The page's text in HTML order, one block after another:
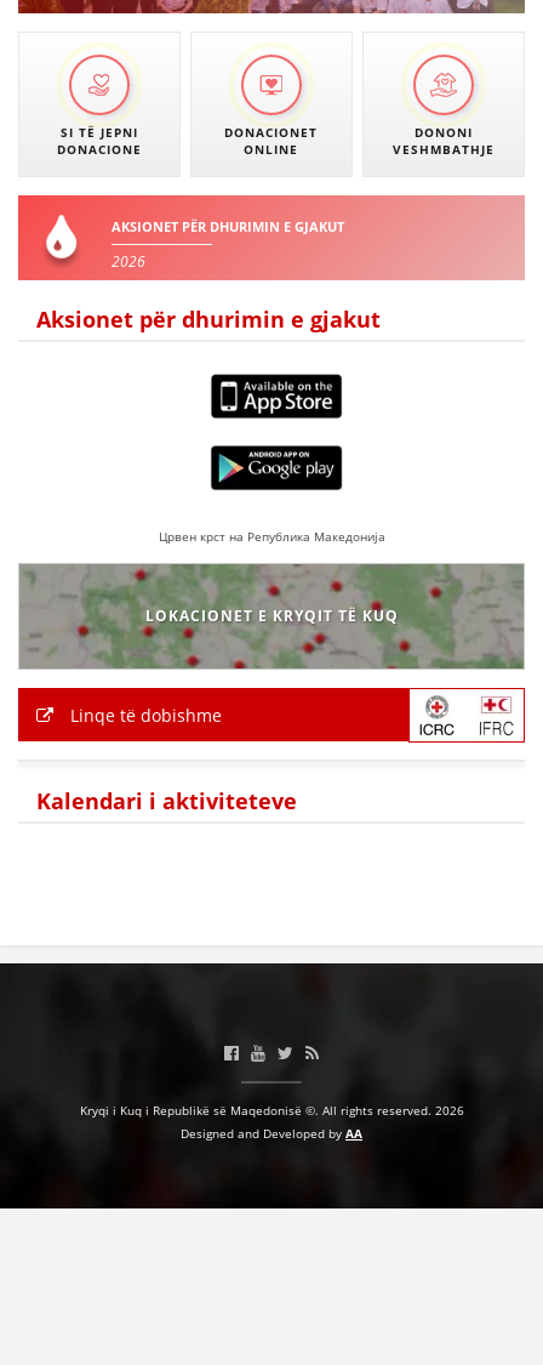
SI TË JEPNI
DONACIONE
DONACIONET
ONLINE
DONONI
VESHMBATHJE
AKSIONET PËR DHURIMIN E GJAKUT
2026
Aksionet për dhurimin e gjakut
Црвен крст на Република Македонија
LOKACIONET E KRYQIT TË KUQ
Linqe të dobishme
Kalendari i aktiviteteve
Kryqi i Kuq i Republikë së Maqedonisë ©. All rights reserved. 2026
Designed and Developed by AA